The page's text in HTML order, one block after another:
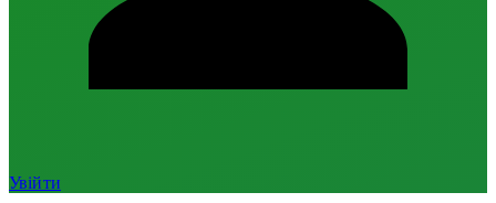
Увійти